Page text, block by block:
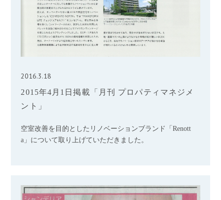
2016.3.18
2015年4月1日掲載「月刊 プロパティマネジメ
ント」
空室改善を目的としたリノベーションブランド「Renott
a」について取り上げていただきました。